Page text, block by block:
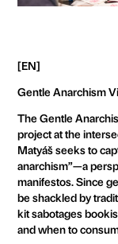
[EN]
Gentle Anarchism
The Gentle
project at the
Matyáš seeks to
anarchism”—a
manifestos. Since
be shackled by
kit sabotages
and when to